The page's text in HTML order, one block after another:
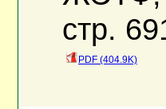
стр.
PDF (404.9K)